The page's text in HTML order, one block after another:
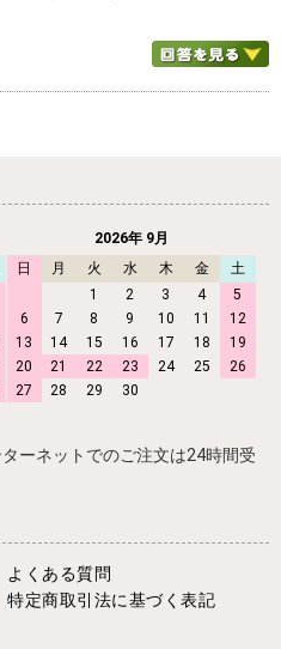
2026年 9月
日
月 火 水 木 金
土
1
2 3 4
5
6
7 8 9 10 11
12
13
14 15 16 17 18
19
20
21 22 23 24 25
26
27
28 29 30
ーネットでのご注文は24時間受
よくある質問
特定商取引法に基づく表記